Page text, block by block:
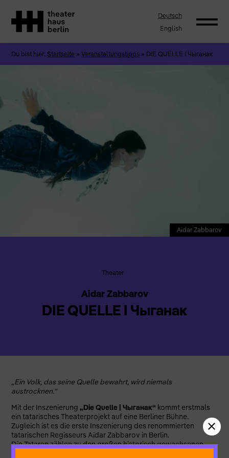
Deutsch
English
Du bist hier: Startseite »Veranstaltungstipps » DIE QUELLE I Чыганак
Aidar Zabbarov
Theater
Aidar Zabbarov
DIE QUELLE I Чыганак
„Ein Volk, das seine Quelle bewahrt, wird niemals
austrocknen.“
Mit der Inszenierung „Die Quelle | Чыганак“ kommt erstmals
ein tatarisches Theaterprojekt auf eine Berliner Bühne.
Zugleich ist es die erste Inszenierung des renommierten
tatarischen Regisseurs Aidar Zabbarov in Berlin.
Die Tataren zählen zu den großen historisch gewachsenen